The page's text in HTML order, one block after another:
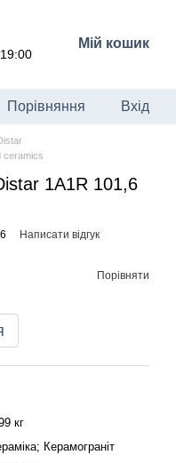
Мій кошик
Порівняння Вхід
ceramics
1A1R 101,6
Написати відгук
Порівняти
кг
Керамограніт